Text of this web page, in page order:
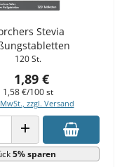
Stevia
120 St.
1,89 €
1,58 €/100 st
zzgl. Versand
ANZAHL ERHÖHEN
5% sparen